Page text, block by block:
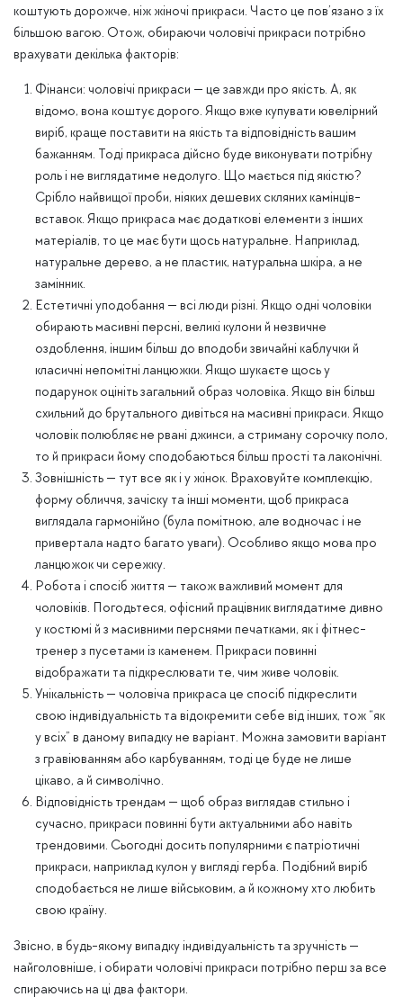
коштують дорожче, ніж жіночі прикраси. Часто це пов’язано з їх
більшою вагою. Отож, обираючи чоловічі прикраси потрібно
врахувати декілька факторів:
Фінанси: чоловічі прикраси — це завжди про якість. А, як
відомо, вона коштує дорого. Якщо вже купувати ювелірний
виріб, краще поставити на якість та відповідність вашим
бажанням. Тоді прикраса дійсно буде виконувати потрібну
роль і не виглядатиме недолуго. Що мається під якістю?
Срібло найвищої проби, ніяких дешевих скляних камінців-
вставок. Якщо прикраса має додаткові елементи з інших
матеріалів, то це має бути щось натуральне. Наприклад,
натуральне дерево, а не пластик, натуральна шкіра, а не
замінник.
Естетичні уподобання — всі люди різні. Якщо одні чоловіки
обирають масивні персні, великі кулони й незвичне
оздоблення, іншим більш до вподоби звичайні каблучки й
класичні непомітні ланцюжки. Якщо шукаєте щось у
подарунок оцініть загальний образ чоловіка. Якщо він більш
схильний до брутального дивіться на масивні прикраси. Якщо
чоловік полюбляє не рвані джинси, а стриману сорочку поло,
то й прикраси йому сподобаються більш прості та лаконічні.
Зовнішність — тут все як і у жінок. Враховуйте комплекцію,
форму обличчя, зачіску та інші моменти, щоб прикраса
виглядала гармонійно (була помітною, але водночас і не
привертала надто багато уваги). Особливо якщо мова про
ланцюжок чи сережку.
Робота і спосіб життя — також важливий момент для
чоловіків. Погодьтеся, офісний працівник виглядатиме дивно
у костюмі й з масивними перснями печатками, як і фітнес-
тренер з пусетами із каменем. Прикраси повинні
відображати та підкреслювати те, чим живе чоловік.
Унікальність — чоловіча прикраса це спосіб підкреслити
свою індивідуальність та відокремити себе від інших, тож “як
у всіх” в даному випадку не варіант. Можна замовити варіант
з гравіюванням або карбуванням, тоді це буде не лише
цікаво, а й символічно.
Відповідність трендам — щоб образ виглядав стильно і
сучасно, прикраси повинні бути актуальними або навіть
трендовими. Сьогодні досить популярними є патріотичні
прикраси, наприклад кулон у вигляді герба. Подібний виріб
сподобається не лише військовим, а й кожному хто любить
свою країну.
Звісно, в будь-якому випадку індивідуальність та зручність —
найголовніше, і обирати чоловічі прикраси потрібно перш за все
спираючись на ці два фактори.